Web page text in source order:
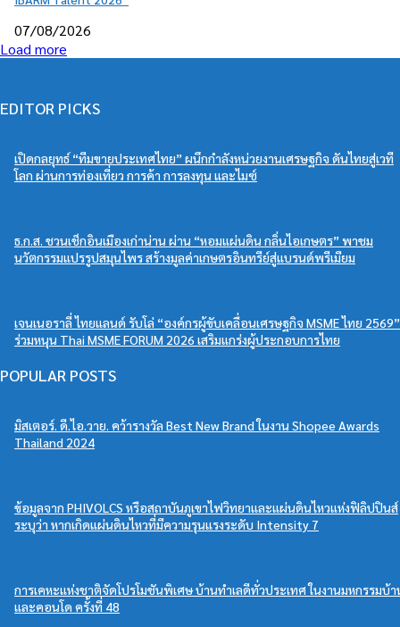
07/08/2026
Load more
EDITOR PICKS
เปิดกลยุทธ์ “ทีมขายประเทศไทย” ผนึกกำลังหน่วยงานเศรษฐกิจ ดันไทยสู่เวที
โลก ผ่านการท่องเที่ยว การค้า การลงทุน และไมซ์
ธ.ก.ส. ชวนเช็กอินเมืองเก่าน่าน ผ่าน “หอมแผ่นดิน กลิ่นไอเกษตร” พาชม
นวัตกรรมแปรรูปสมุนไพร สร้างมูลค่าเกษตรอินทรีย์สู่แบรนด์พรีเมียม
เจนเนอราลี่ ไทยแลนด์ รับโล่ “องค์กรผู้ขับเคลื่อนเศรษฐกิจ MSME ไทย 2569”
ร่วมหนุน Thai MSME FORUM 2026 เสริมแกร่งผู้ประกอบการไทย
POPULAR POSTS
มิสเตอร์. ดี.ไอ.วาย. คว้ารางวัล Best New Brand ในงาน Shopee Awards
Thailand 2024
ข้อมูลจาก PHIVOLCS หรือสถาบันภูเขาไฟวิทยาและแผ่นดินไหวแห่งฟิลิปปินส์
ระบุว่า หากเกิดแผ่นดินไหวที่มีความรุนแรงระดับ Intensity 7
การเคหะแห่งชาติจัดโปรโมชันพิเศษ บ้านทำเลดีทั่วประเทศ ในงานมหกรรมบ้
และคอนโด ครั้งที่ 48